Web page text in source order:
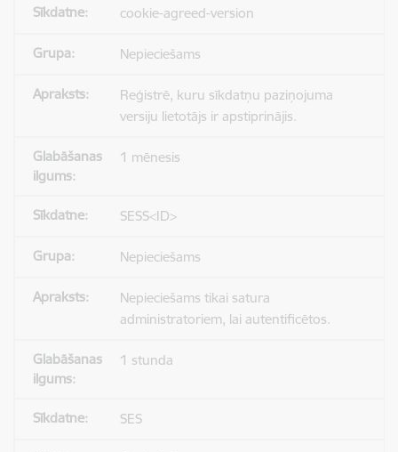
cookie-agreed-version
Nepieciešams
Reģistrē, kuru sīkdatņu paziņojuma
versiju lietotājs ir apstiprinājis.
1 mēnesis
SESS<ID>
Nepieciešams
Nepieciešams tikai satura
administratoriem, lai autentificētos.
1 stunda
SES